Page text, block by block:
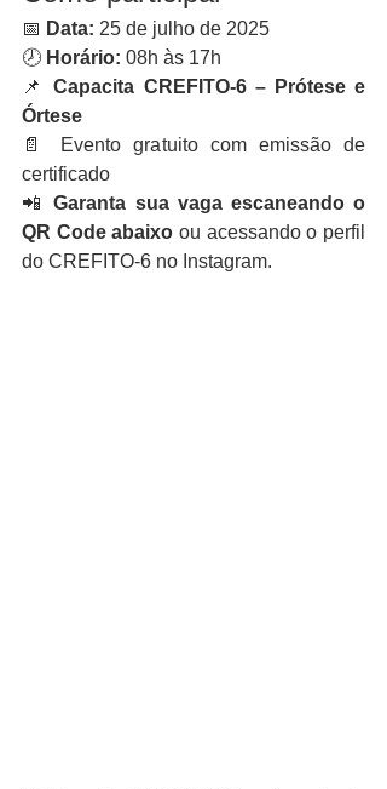
📅 Data: 25 de julho de 2025
🕗 Horário: 08h às 17h
📌 Capacita CREFITO-6 – Prótese e
Órtese
📄 Evento gratuito com emissão de
certificado
📲 Garanta sua vaga escaneando o
QR Code abaixo ou acessando o perfil
do CREFITO-6 no Instagram.